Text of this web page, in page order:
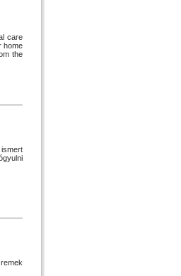
care
home
the